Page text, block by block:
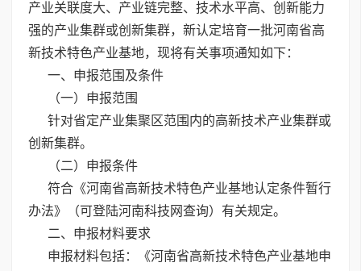
产业关联度大、产业链完整、技术水平高、创新能力
强的产业集群或创新集群，新认定培育一批河南省高
新技术特色产业基地，现将有关事项通知如下：
一、申报范围及条件
（一）申报范围
针对省定产业集聚区范围内的高新技术产业集群或
创新集群。
（二）申报条件
符合《河南省高新技术特色产业基地认定条件暂行
办法》（可登陆河南科技网查询）有关规定。
二、申报材料要求
申报材料包括：《河南省高新技术特色产业基地申